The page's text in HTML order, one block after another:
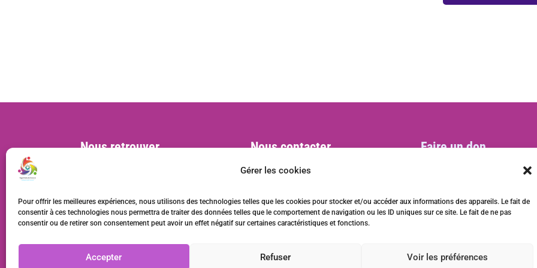
Gérer les cookies
Pour offrir les meilleures expériences, nous utilisons des technologies telles que les cookies pour stocker et/ou accéder aux informations des appareils. Le fait de
consentir à ces technologies nous permettra de traiter des données telles que le comportement de navigation ou les ID uniques sur ce site. Le fait de ne pas
consentir ou de retirer son consentement peut avoir un effet négatif sur certaines caractéristiques et fonctions.
Accepter Refuser Voir les préférences
Nous retrouver
Bureaux :
20 rue Rabelais, 93100 Montreuil,
Nous contacter
contact@ani-international.org
Faire un don